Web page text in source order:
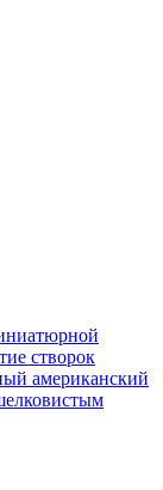
створок
американский